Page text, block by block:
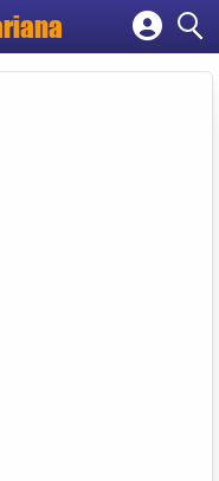
empresa